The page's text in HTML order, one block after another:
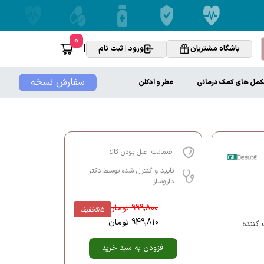
باشگاه مشتریان ورود | ثبت نام |
0
سفارش نسخه های کمک درمانی عطر و ادکلن
ضمانت اصل بودن کالا
تایید و کنترل شده توسط دکتر
داروساز
%5تخفیف 999,800تومان
949,810 تومان
افزودن به سبد خرید